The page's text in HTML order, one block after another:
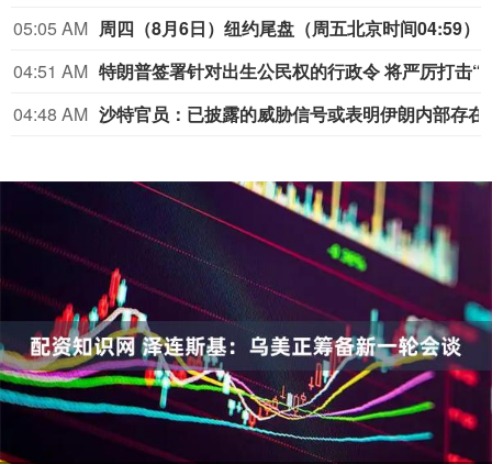
05:05 AM
04:51 AM
04:48 AM